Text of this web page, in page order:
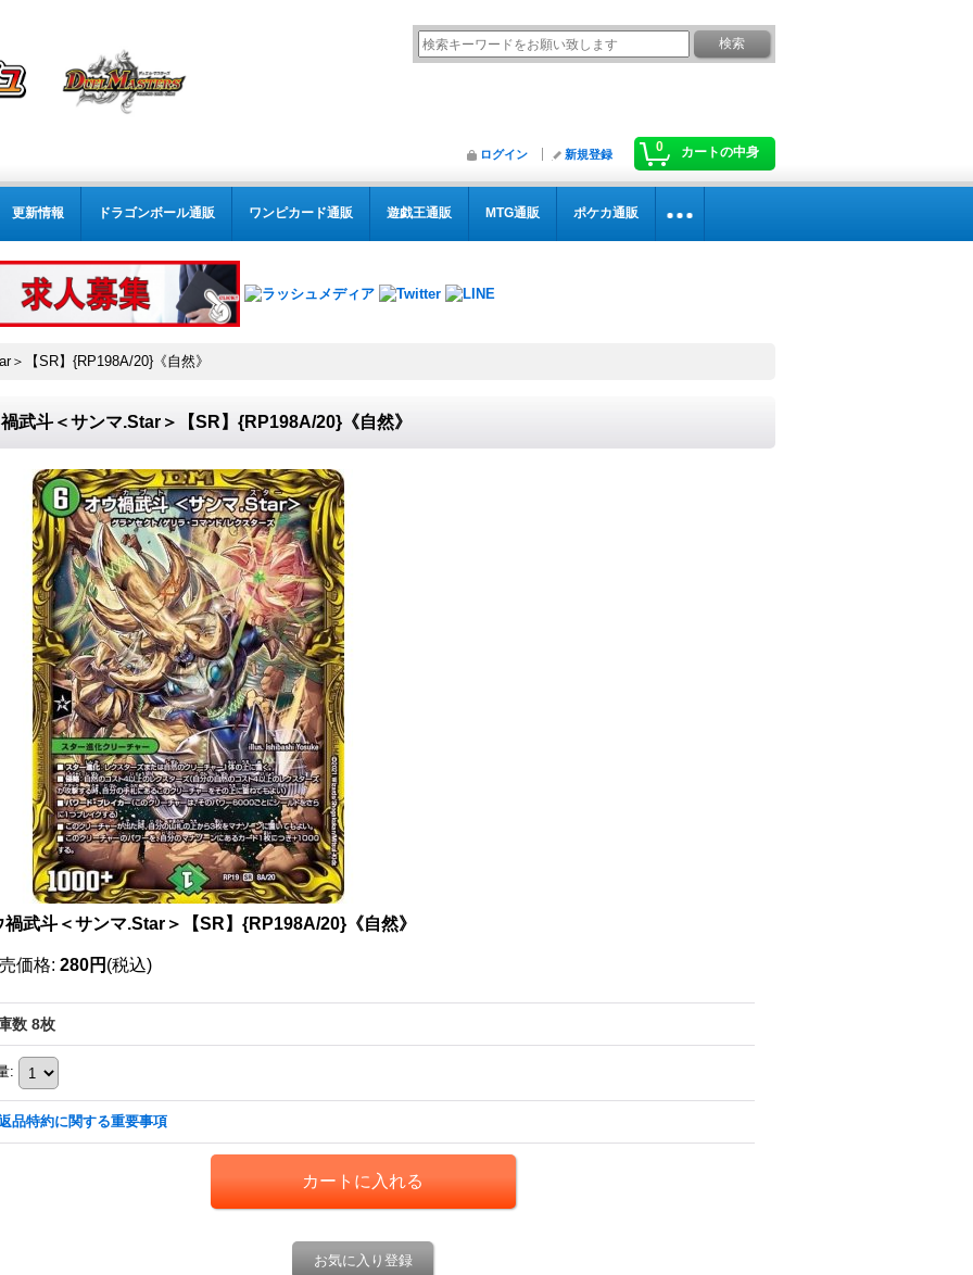
0 カートの中身
ログイン 新規登録
更新情報 ドラゴンボール通販 ワンピカード通販 遊戯王通販 MTG通販 ポケカ通販
＞【SR】{RP198A/20}《自然》
武斗＜サンマ.Star＞【SR】{RP198A/20}《自然》
禍武斗＜サンマ.Star＞【SR】{RP198A/20}《自然》
価格: 280円 (税込)
数 8枚
:
品特約に関する重要事項
お気に入り登録